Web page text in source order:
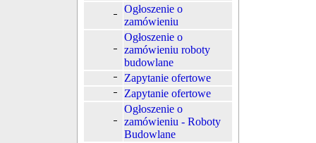
Ogłoszenie o
zamówieniu
Ogłoszenie o
zamówieniu roboty
budowlane
Zapytanie ofertowe
Zapytanie ofertowe
Ogłoszenie o
zamówieniu - Roboty
Budowlane